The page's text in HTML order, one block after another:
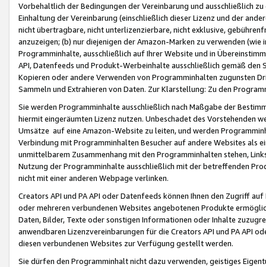
Vorbehaltlich der Bedingungen der Vereinbarung und ausschließlich
Einhaltung der Vereinbarung (einschließlich dieser Lizenz und der
nicht übertragbare, nicht unterlizenzierbare, nicht exklusive,
anzuzeigen; (b) nur diejenigen der Amazon-Marken zu verwenden
Programminhalte, ausschließlich auf Ihrer Website und in
API, Datenfeeds und Produkt-Werbeinhalte ausschließlich gemäß
Kopieren oder andere Verwenden von Programminhalten zugunsten
Sammeln und Extrahieren von Daten. Zur Klarstellung: Zu den
Sie werden Programminhalte ausschließlich nach Maßgabe der
hiermit eingeräumten Lizenz nutzen. Unbeschadet des Vorstehenden
Umsätze auf eine Amazon-Website zu leiten, und werden
Verbindung mit Programminhalten Besucher auf andere Websites als
unmittelbarem Zusammenhang mit den Programminhalten stehen,
Nutzung der Programminhalte ausschließlich mit der betreffenden
nicht mit einer anderen Webpage verlinken.
Creators API und PA API oder Datenfeeds können Ihnen den Zugriff
oder mehreren verbundenen Websites angebotenen Produkte
Daten, Bilder, Texte oder sonstigen Informationen oder Inhalte
anwendbaren Lizenzvereinbarungen für die Creators API und PA API
diesen verbundenen Websites zur Verfügung gestellt werden.
Sie dürfen den Programminhalt nicht dazu verwenden, geistiges